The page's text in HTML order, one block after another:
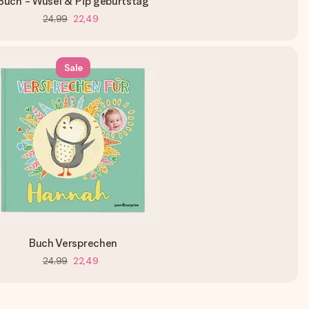
24,99 22,49
Sale
Buch Versprechen
24,99 22,49